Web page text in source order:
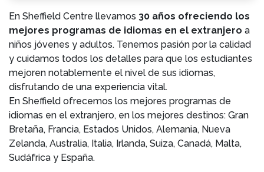
En Sheffield Centre llevamos 30 años ofreciendo los
mejores programas de idiomas en el extranjero a
niños jóvenes y adultos. Tenemos pasión por la calidad
y cuidamos todos los detalles para que los estudiantes
mejoren notablemente el nivel de sus idiomas,
disfrutando de una experiencia vital.
En Sheffield ofrecemos los mejores programas de
idiomas en el extranjero, en los mejores destinos: Gran
Bretaña, Francia, Estados Unidos, Alemania, Nueva
Zelanda, Australia, Italia, Irlanda, Suiza, Canadá, Malta,
Sudáfrica y España.